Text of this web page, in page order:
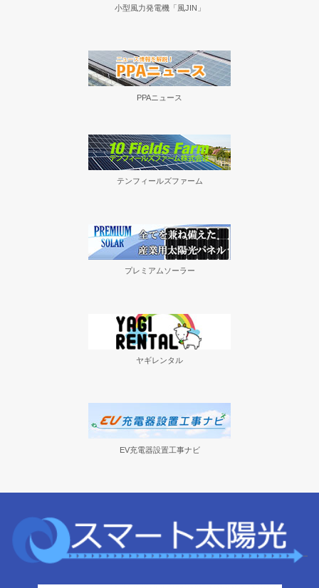
小型風力発電機「風JIN」
PPAニュース
テンフィールズファーム
プレミアムソーラー
ヤギレンタル
EV充電器設置工事ナビ